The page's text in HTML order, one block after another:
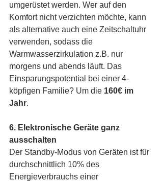
umgerüstet werden. Wer auf den
Komfort nicht verzichten möchte, kann
als alternative auch eine Zeitschaltuhr
verwenden, sodass die
Warmwasserzirkulation z.B. nur
morgens und abends läuft. Das
Einsparungspotential bei einer 4-
köpfigen Familie? Um die 160€ im
Jahr.
6. Elektronische Geräte ganz
ausschalten
Der Standby-Modus von Geräten ist für
durchschnittlich 10% des
Energieverbrauchs einer